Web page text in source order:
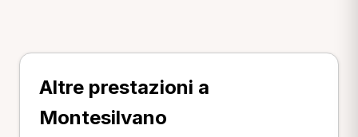
Altre prestazioni a
Montesilvano